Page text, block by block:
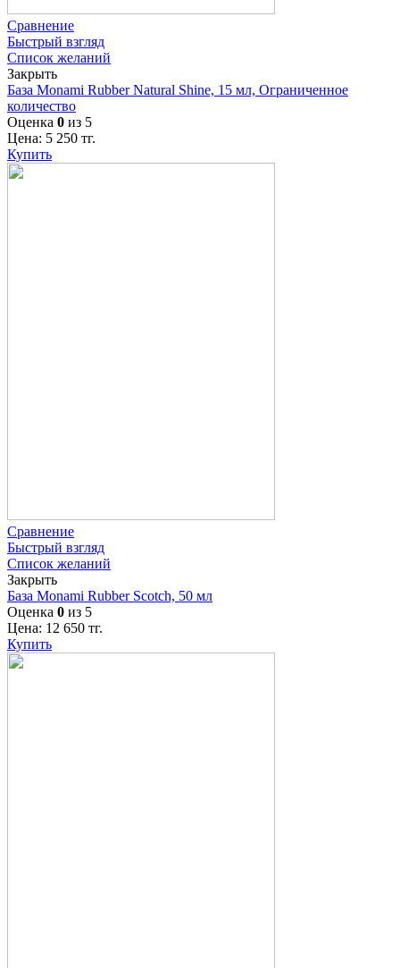
Сравнение
Быстрый взгляд
Список желаний
Закрыть
База Monami Rubber Natural Shine, 15 мл, Ограниченное
количество
Оценка 0 из 5
Цена: 5 250 тг.
Купить
Сравнение
Быстрый взгляд
Список желаний
Закрыть
База Monami Rubber Scotch, 50 мл
Оценка 0 из 5
Цена: 12 650 тг.
Купить